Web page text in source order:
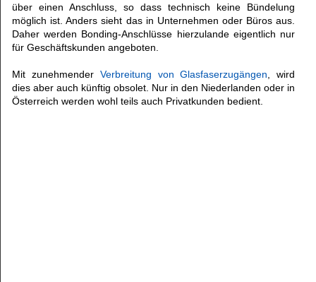
über einen Anschluss, so dass technisch keine Bündelung
möglich ist. Anders sieht das in Unternehmen oder Büros aus.
Daher werden Bonding-Anschlüsse hierzulande eigentlich nur
für Geschäftskunden angeboten.
Mit zunehmender Verbreitung von Glasfaserzugängen , wird
dies aber auch künftig obsolet. Nur in den Niederlanden oder in
Österreich werden wohl teils auch Privatkunden bedient.